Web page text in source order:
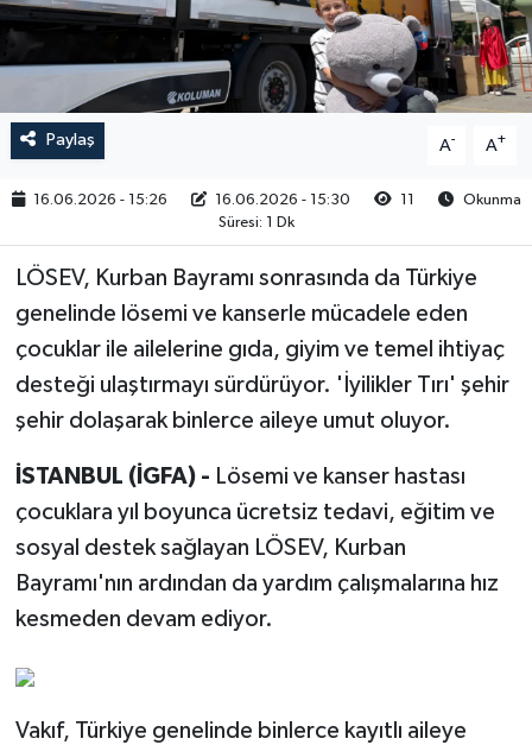
Paylaş A- A+
16.06.2026 - 15:26 16.06.2026 - 15:30 11
Okunma
Süresi: 1 Dk
LÖSEV, Kurban Bayramı sonrasında da Türkiye
genelinde lösemi ve kanserle mücadele eden
çocuklar ile ailelerine gıda, giyim ve temel ihtiyaç
desteği ulaştırmayı sürdürüyor. 'İyilikler Tırı' şehir
şehir dolaşarak binlerce aileye umut oluyor.
İSTANBUL (İGFA) - Lösemi ve kanser hastası
çocuklara yıl boyunca ücretsiz tedavi, eğitim ve
sosyal destek sağlayan LÖSEV, Kurban
Bayramı'nın ardından da yardım çalışmalarına hız
kesmeden devam ediyor.
Vakıf, Türkiye genelinde binlerce kayıtlı aileye
RESMİ İLAN